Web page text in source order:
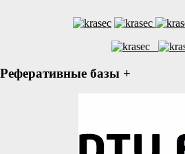
Реферативные базы +